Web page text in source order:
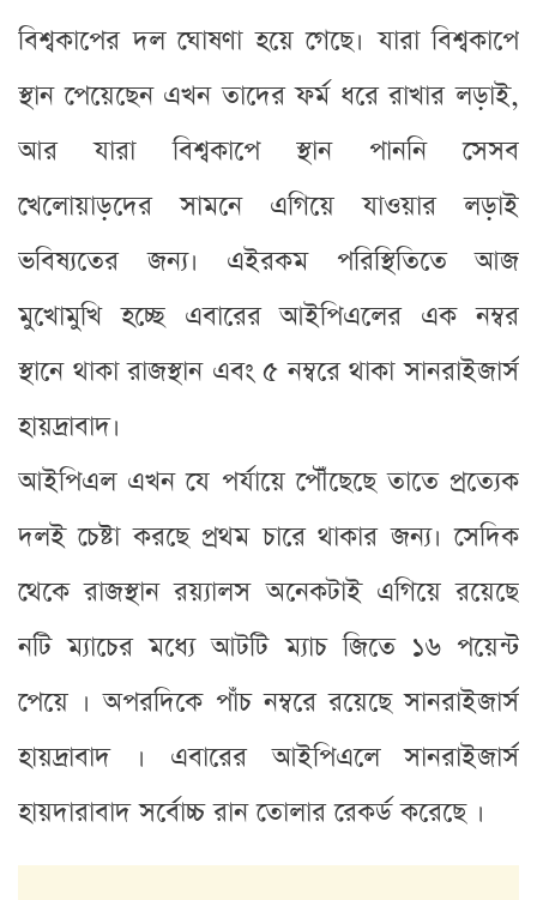
বিশ্বকাপের দল ঘোষণা হয়ে গেছে। যারা বিশ্বকাপে
স্থান পেয়েছেন এখন তাদের ফর্ম ধরে রাখার লড়াই,
আর যারা বিশ্বকাপে স্থান পাননি সেসব
খেলোয়াড়দের সামনে এগিয়ে যাওয়ার লড়াই
ভবিষ্যতের জন্য। এইরকম পরিস্থিতিতে আজ
মুখোমুখি হচ্ছে এবারের আইপিএলের এক নম্বর
স্থানে থাকা রাজস্থান এবং ৫ নম্বরে থাকা সানরাইজার্স
হায়দ্রাবাদ।
আইপিএল এখন যে পর্যায়ে পৌঁছেছে তাতে প্রত্যেক
দলই চেষ্টা করছে প্রথম চারে থাকার জন্য। সেদিক
থেকে রাজস্থান রয়্যালস অনেকটাই এগিয়ে রয়েছে
নটি ম্যাচের মধ্যে আটটি ম্যাচ জিতে ১৬ পয়েন্ট
পেয়ে । অপরদিকে পাঁচ নম্বরে রয়েছে সানরাইজার্স
হায়দ্রাবাদ । এবারের আইপিএলে সানরাইজার্স
হায়দারাবাদ সর্বোচ্চ রান তোলার রেকর্ড করেছে ।